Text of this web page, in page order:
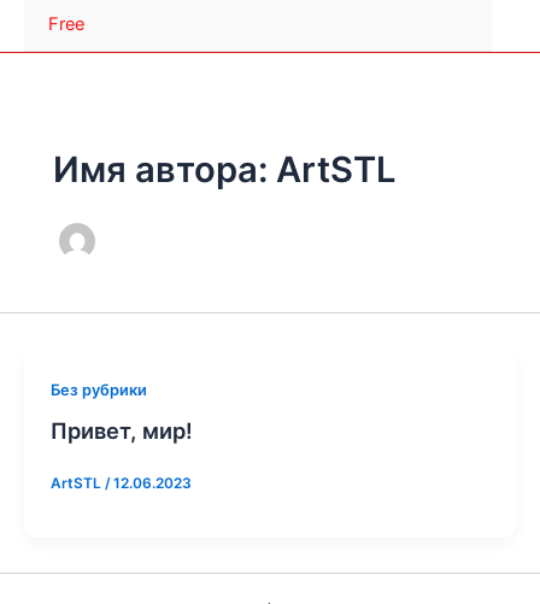
Free
Имя автора: ArtSTL
Без рубрики
Привет, мир!
ArtSTL /12.06.2023